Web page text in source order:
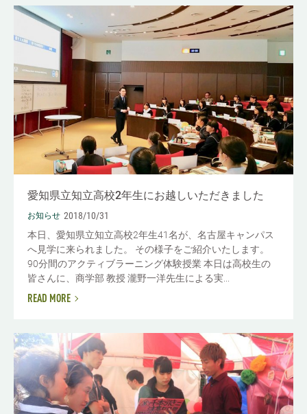
愛知県立知立高校2年生にお越しいただきました
お知らせ 2018/10/31
本日、愛知県立知立高校2年生41名が、名古屋キャンパス
へ見学に来られました。 その様子をご紹介いたします。
90分間のアクティブラーニング体験授業 本日は高校生の
皆さんに、商学部 教授 瀧野一洋先生による実...
READ MORE